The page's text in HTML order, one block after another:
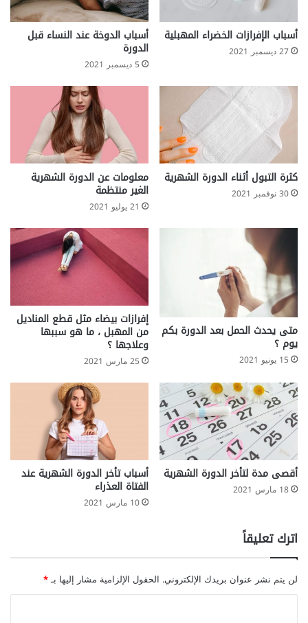
أسباب الإفرازات الخضراء المهبلية
27 ديسمبر 2021
أسباب الدوخة عند النساء قبل
الدورة
5 ديسمبر 2021
كثرة التبول أثناء الدورة الشهرية
30 نوفمبر 2021
معلومات عن الدورة الشهرية
الغير منتظمة
21 يوليو 2021
متى يحدث الحمل بعد الدورة بكم
يوم ؟
15 يونيو 2021
إفرازات بيضاء مثل قطع المناديل
من المهبل ، ما هو سببها
وعلاجها ؟
25 مارس 2021
أقصى مدة لتأخر الدورة الشهرية
18 مارس 2021
أسباب تأخر الدورة الشهرية عند
الفتاة العذراء
10 مارس 2021
اترك تعليقاً
لن يتم نشر عنوان بريدك الإلكتروني. الحقول الإلزامية مشار إليها بـ*